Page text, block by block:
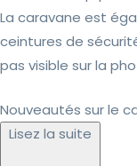
La caravane est
ceintures de
pas visible sur la
Nouveautés sur le
Lisez la suite